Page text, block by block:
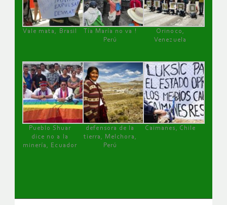
Vale mata, Brasil
Tía María no va !
Perú
Orinoco,
Venezuela
Pueblo Shuar
dice no a la
minería, Ecuador
defensora de la
tierra, Melchora,
Perú
Caimanes, Chile